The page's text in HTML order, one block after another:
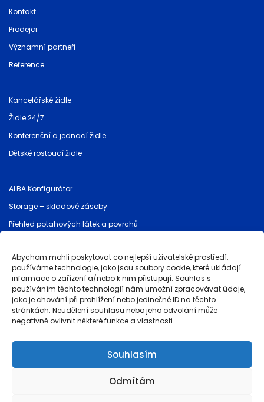
Abychom mohli poskytovat co nejlepší uživatelské prostředí,
používáme technologie, jako jsou soubory cookie, které ukládají
informace o zařízení a/nebo k nim přistupují. Souhlas s
používáním těchto technologií nám umožní zpracovávat údaje,
jako je chování při prohlížení nebo jedinečné ID na těchto
stránkách. Neudělení souhlasu nebo jeho odvolání může
negativně ovlivnit některé funkce a vlastnosti.
Souhlasím
Odmítám
Kontakt
Prodejci
Významní partneři
Reference
Kancelářské židle
Židle 24/7
Konferenční a jednací židle
Dětské rostoucí židle
ALBA Konfigurátor
Storage – skladové zásoby
Přehled potahových látek a povrchů
Bezpečnostní pokyny (GPSR)
Provozovatel stránek
Obchodní podmínky
Whistleblowing